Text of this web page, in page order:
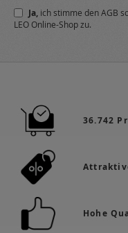
Newsletter
a:
Ja, ich stimme denAGB
LEO Online-Shop zu.
36.742
Hohe